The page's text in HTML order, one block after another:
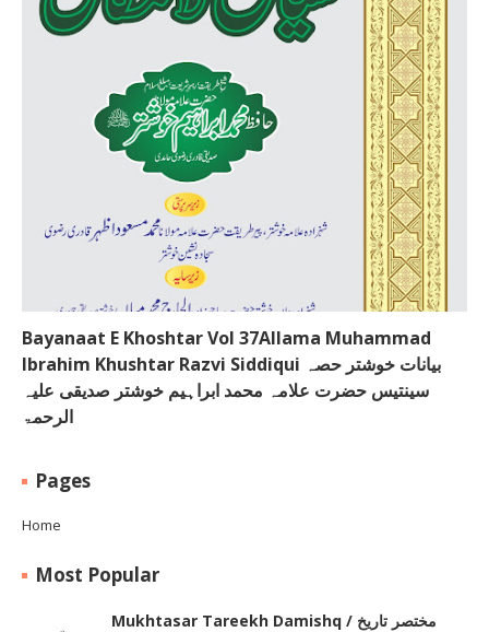
Bayanaat E Khoshtar Vol 37Allama Muhammad
Ibrahim Khushtar Razvi Siddiqui بیانات خوشتر حصہ
سینتیس حضرت علامہ محمد ابراہیم خوشتر صدیقی علیہ
الرحمۃ
Pages
Home
Most Popular
Mukhtasar Tareekh Damishq ‎/ مختصر تاریخ